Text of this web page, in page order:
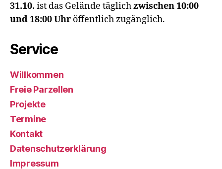
31.10. ist das Gelände täglichzwischen 10:00
und 18:00 Uhr öffentlich zugänglich.
Service
Willkommen
Freie Parzellen
Projekte
Termine
Kontakt
Datenschutzerklärung
Impressum